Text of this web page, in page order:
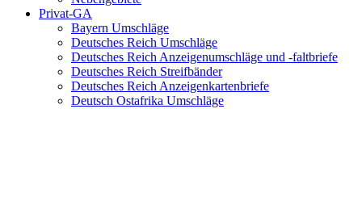
Privat-GA
Bayern Umschläge
Deutsches Reich Umschläge
Deutsches Reich Anzeigenumschläge und -faltbriefe
Deutsches Reich Streifbänder
Deutsches Reich Anzeigenkartenbriefe
Deutsch Ostafrika Umschläge